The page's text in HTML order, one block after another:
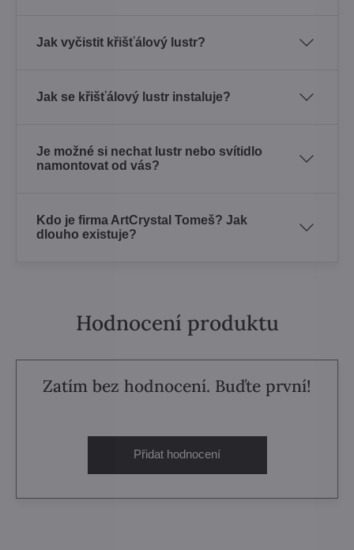
Jak vyčistit křišťálový lustr?
Jak se křišťálový lustr instaluje?
Je možné si nechat lustr nebo svítidlo
namontovat od vás?
Kdo je firma ArtCrystal Tomeš? Jak
dlouho existuje?
Hodnocení produktu
Zatím bez hodnocení. Buďte první!
Přidat hodnocení